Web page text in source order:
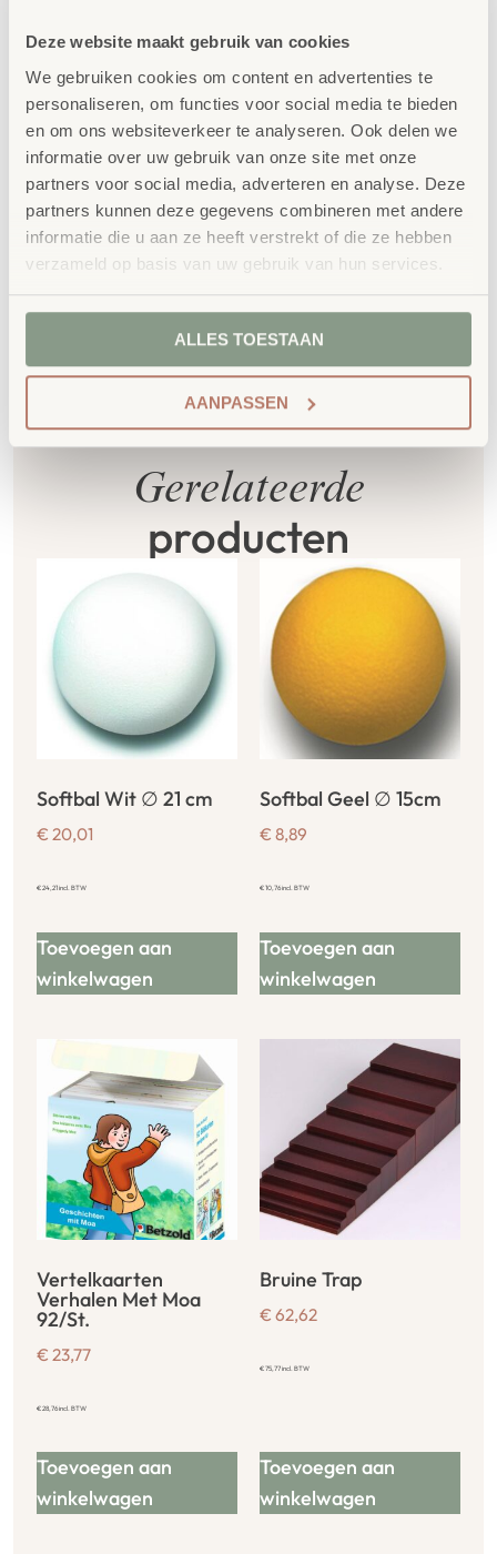
Deze website maakt gebruik van cookies
We gebruiken cookies om content en advertenties te
personaliseren, om functies voor social media te bieden
en om ons websiteverkeer te analyseren. Ook delen we
informatie over uw gebruik van onze site met onze
partners voor social media, adverteren en analyse. Deze
partners kunnen deze gegevens combineren met andere
informatie die u aan ze heeft verstrekt of die ze hebben
verzameld op basis van uw gebruik van hun services.
ALLES TOESTAAN
AANPASSEN
Duurzaamheid
: wij werken met circulaire
producten, waaronder onzeOneWood-lijnvan
100% FSC-gecertificeerd Scandinavisch hout.
Daarnaast zelfs voorzien van het
milieukeurmerkEU-Ecolabel.
Extra informatie
SKU 850272
Gerelateerde
producten
Softbal Wit ∅ 21 cm
€ 20,01
€24,21incl. BTW
Toevoegen aan
winkelwagen
Softbal Geel ∅ 15cm
€ 8,89
€10,76incl. BTW
Toevoegen aan
winkelwagen
Vertelkaarten
Verhalen Met Moa
92/St.
€ 23,77
€28,76incl. BTW
Toevoegen aan
winkelwagen
Bruine Trap
€ 62,62
€75,77incl. BTW
Toevoegen aan
winkelwagen